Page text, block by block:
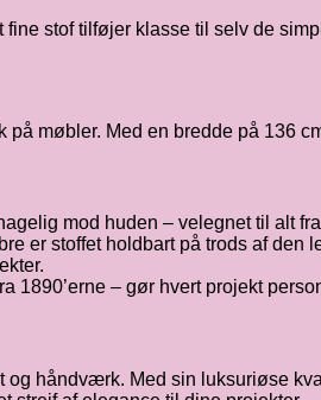
stof tilføjer klasse til selv de
møbler. Med en bredde på 136
mod huden – velegnet til alt
er stoffet holdbart på trods af den
1890’erne – gør hvert projekt
og håndværk. Med sin luksuriøse